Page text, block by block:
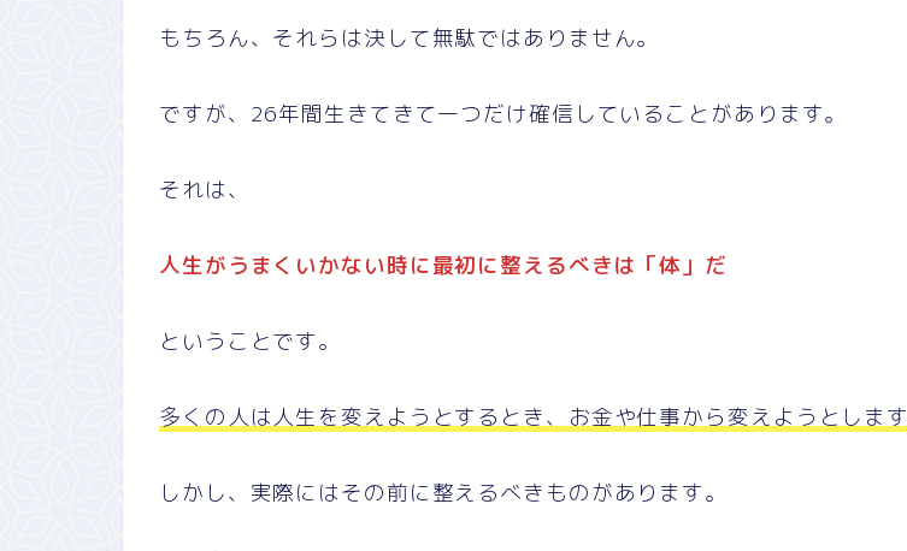
もちろん、それらは決して無駄ではありません。
ですが、26年間生きてきて一つだけ確信していることがあります。
それは、
人生がうまくいかない時に最初に整えるべきは「体」だ
ということです。
多くの人は人生を変えようとするとき、お金や仕事から変えようとします
しかし、実際にはその前に整えるべきものがあります。